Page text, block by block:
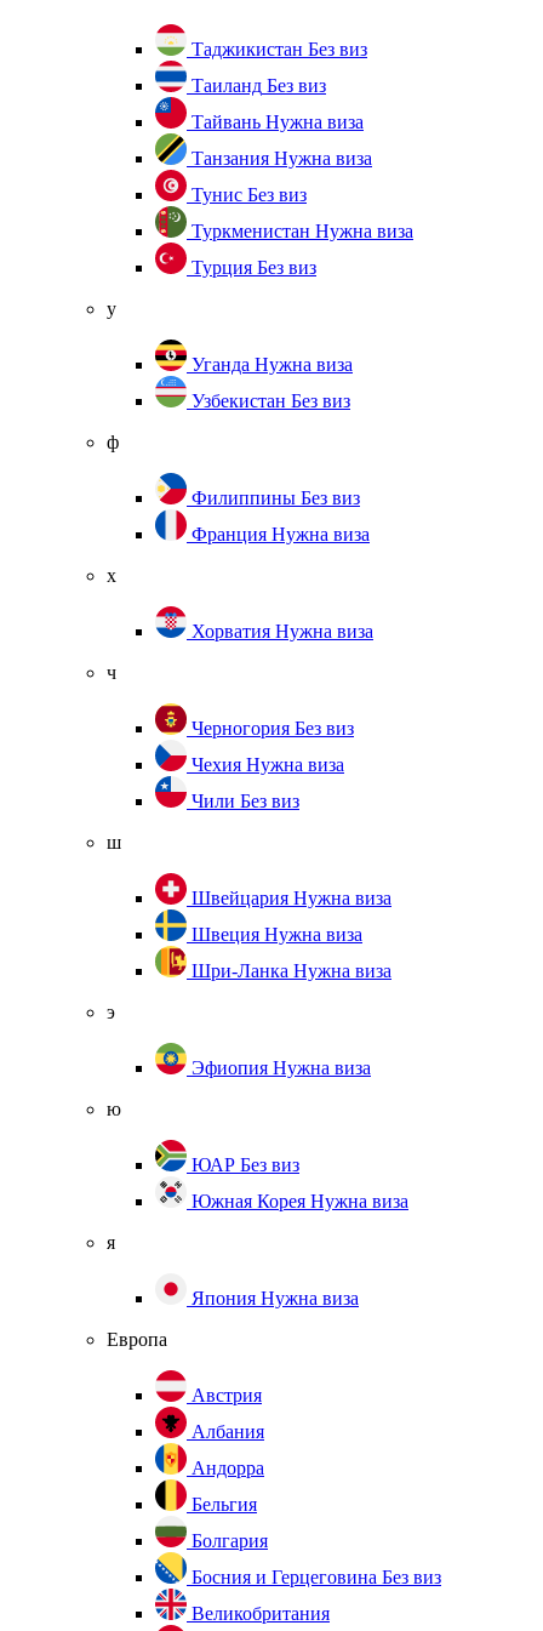
Таджикистан Без виз
Таиланд Без виз
Тайвань Нужна виза
Танзания Нужна виза
Тунис Без виз
Туркменистан Нужна виза
Турция Без виз
у
Уганда Нужна виза
Узбекистан Без виз
ф
Филиппины Без виз
Франция Нужна виза
х
Хорватия Нужна виза
ч
Черногория Без виз
Чехия Нужна виза
Чили Без виз
ш
Швейцария Нужна виза
Швеция Нужна виза
Шри-Ланка Нужна виза
э
Эфиопия Нужна виза
ю
ЮАР Без виз
Южная Корея Нужна виза
я
Япония Нужна виза
Европа
Австрия
Албания
Андорра
Бельгия
Болгария
Босния и Герцеговина Без виз
Великобритания